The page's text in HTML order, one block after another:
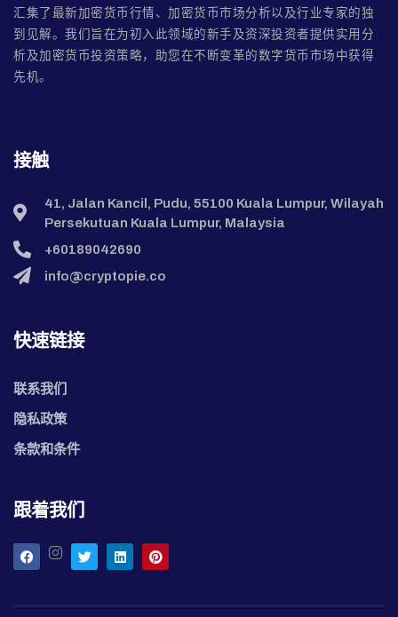
汇集了最新加密货币行情、加密货币市场分析以及行业专家的独
到见解。我们旨在为初入此领域的新手及资深投资者提供实用分
析及加密货币投资策略，助您在不断变革的数字货币市场中获得
先机。
接触
41, Jalan Kancil, Pudu, 55100 Kuala Lumpur, Wilayah
Persekutuan Kuala Lumpur, Malaysia
+60189042690
info@cryptopie.co
快速链接
联系我们
隐私政策
条款和条件
跟着我们